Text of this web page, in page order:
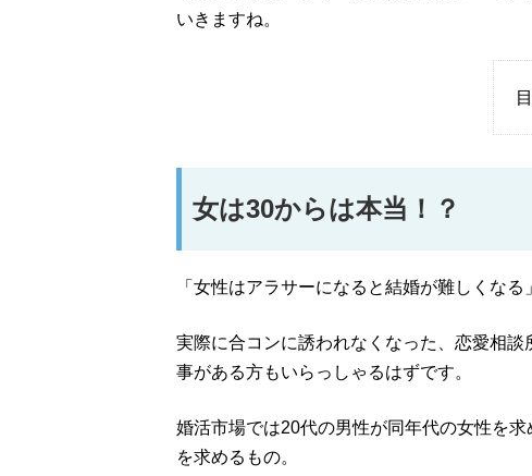
いきますね。
女は30からは本当！？
「女性はアラサーになると結婚が難しくな
実際に合コンに誘われなくなった、恋愛相
事がある方もいらっしゃるはずです。
婚活市場では20代の男性が同年代の女性を
を求めるもの。